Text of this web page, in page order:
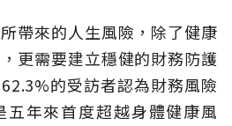
帶來的人生風險，除了健康
更需要建立穩健的財務防護
的受訪者認為財務風險
五年來首度超越身體健康風